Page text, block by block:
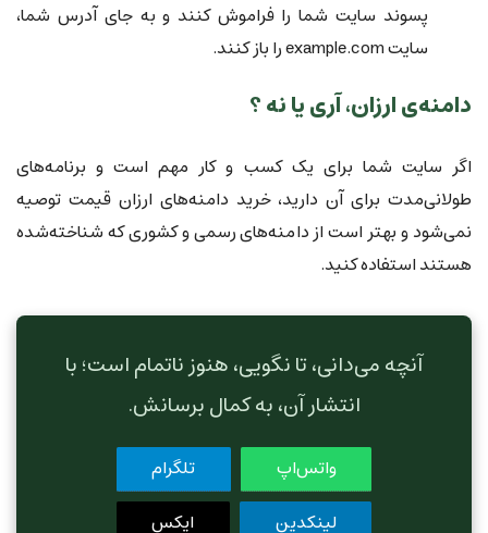
پسوند سایت شما را فراموش کنند و به جای آدرس شما،
سایت example.com را باز کنند.
دامنه‌ی ارزان، آری یا نه ؟
اگر سایت شما برای یک کسب و کار مهم است و برنامه‌های
طولانی‌مدت برای آن دارید، خرید دامنه‌های ارزان قیمت توصیه
نمی‌شود و بهتر است از دامنه‌های رسمی و کشوری که شناخته‌شده
هستند استفاده کنید.
آنچه می‌دانی، تا نگویی، هنوز ناتمام است؛ با
انتشار آن، به کمال برسانش.
واتس‌اپ
تلگرام
لینکدین
ایکس